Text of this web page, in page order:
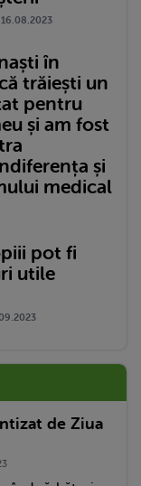
16.08.2023
în
trăiești un
pentru
și am fost
și
medical
pot fi
utile
de Ziua